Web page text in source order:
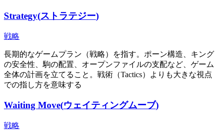
Strategy(ストラテジー)
戦略
長期的なゲームプラン（戦略）を指す。ポーン構造、キング
の安全性、駒の配置、オープンファイルの支配など、ゲーム
全体の計画を立てること。戦術（Tactics）よりも大きな視点
での指し方を意味する
Waiting Move(ウェイティングムーブ)
戦略